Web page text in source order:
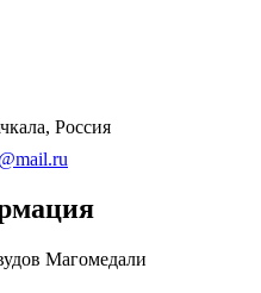
Россия
Магомедали